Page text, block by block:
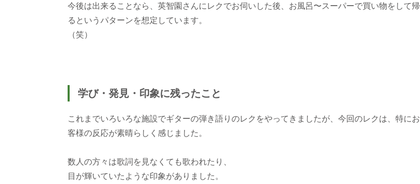
今後は出来ることなら、英智園さんにレクでお伺いした後、お風呂〜スーパーで買い物をして帰
るというパターンを想定しています。
（笑）
学び・発見・印象に残ったこと
これまでいろいろな施設でギターの弾き語りのレクをやってきましたが、今回のレクは、特にお
客様の反応が素晴らしく感じました。
数人の方々は歌詞を見なくても歌われたり、
目が輝いていたような印象がありました。